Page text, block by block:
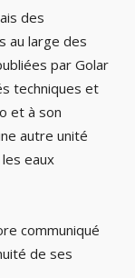
des
au large des
par Golar
techniques et
et à son
autre unité
eaux
communiqué
de ses